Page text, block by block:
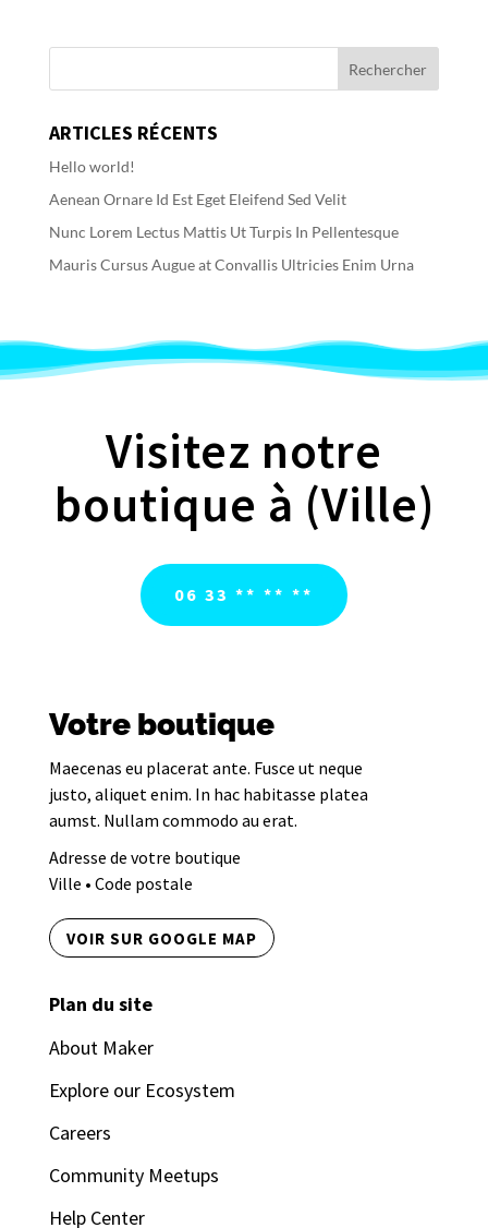
ARTICLES RÉCENTS
Hello world!
Aenean Ornare Id Est Eget Eleifend Sed Velit
Nunc Lorem Lectus Mattis Ut Turpis In Pellentesque
Mauris Cursus Augue at Convallis Ultricies Enim Urna
Visitez notre
boutique à (Ville)
06 33 ** ** **
Votre boutique
Maecenas eu placerat ante. Fusce ut neque
justo, aliquet enim. In hac habitasse platea
aumst. Nullam commodo au erat.
Adresse de votre boutique
Ville • Code postale
VOIR SUR GOOGLE MAP
Plan du site
About Maker
Explore our Ecosystem
Careers
Community Meetups
Help Center